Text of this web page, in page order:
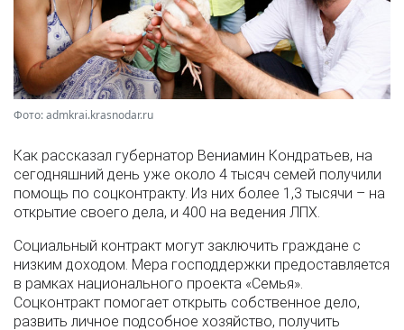
Фото: admkrai.krasnodar.ru
Как рассказал губернатор Вениамин Кондратьев, на
сегодняшний день уже около 4 тысяч семей получили
помощь по соцконтракту. Из них более 1,3 тысячи – на
открытие своего дела, и 400 на ведения ЛПХ.
Социальный контракт могут заключить граждане с
низким доходом. Мера господдержки предоставляется
в рамках национального проекта «Семья».
Соцконтракт помогает открыть собственное дело,
развить личное подсобное хозяйство, получить